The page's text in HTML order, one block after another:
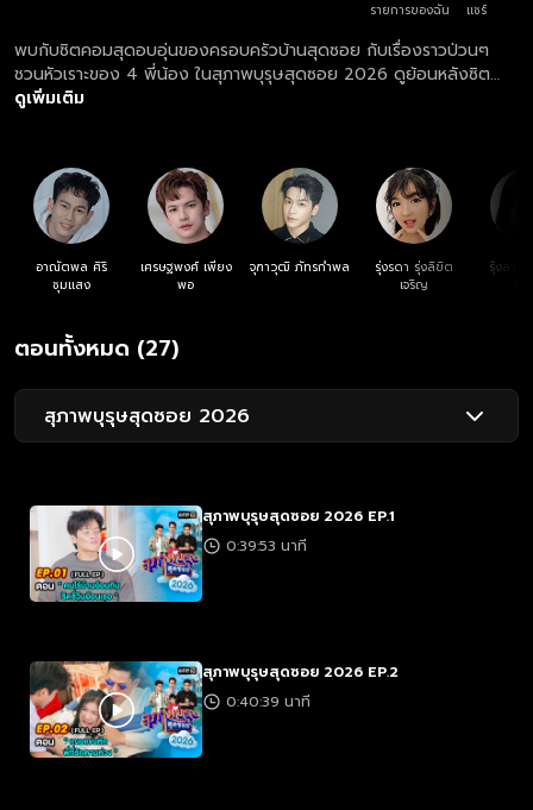
รายการของฉัน
แชร์
พบกับซิตคอมสุดอบอุ่นของครอบครัวบ้านสุดซอย กับเรื่องราวป่วนๆ
ชวนหัวเราะของ 4 พี่น้อง ในสุภาพบุรุษสุดซอย 2026 ดูย้อนหลังซิต
คอม สุภาพบุรุษสุดซอย 2026 ตอนล่าสุด ที่แรก ที่เดียว ทุกวันเสาร์
ดูเพิ่มเติม
อาณัตพล ศิริ
ชุมแสง
เศรษฐพงศ์ เพียง
พอ
จุฑาวุฒิ ภัทรกำพล
รุ่งรดา รุ่งลิขิต
เจริญ
รุ้งลาวั
ตอนทั้งหมด (27)
สุภาพบุรุษสุดซอย 2026
สุภาพบุรุษสุดซอย 2026 EP.1
0:39:53 นาที
สุภาพบุรุษสุดซอย 2026 EP.2
0:40:39 นาที